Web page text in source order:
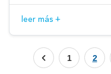
leer más +
1 2